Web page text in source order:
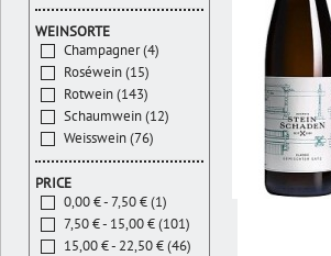
WEINSORTE
Champagner (4)
Roséwein (15)
Rotwein (143)
Schaumwein (12)
Weisswein (76)
PRICE
0,00 € - 7,50 € (1)
7,50 € - 15,00 € (101)
15,00 € - 22,50 € (46)